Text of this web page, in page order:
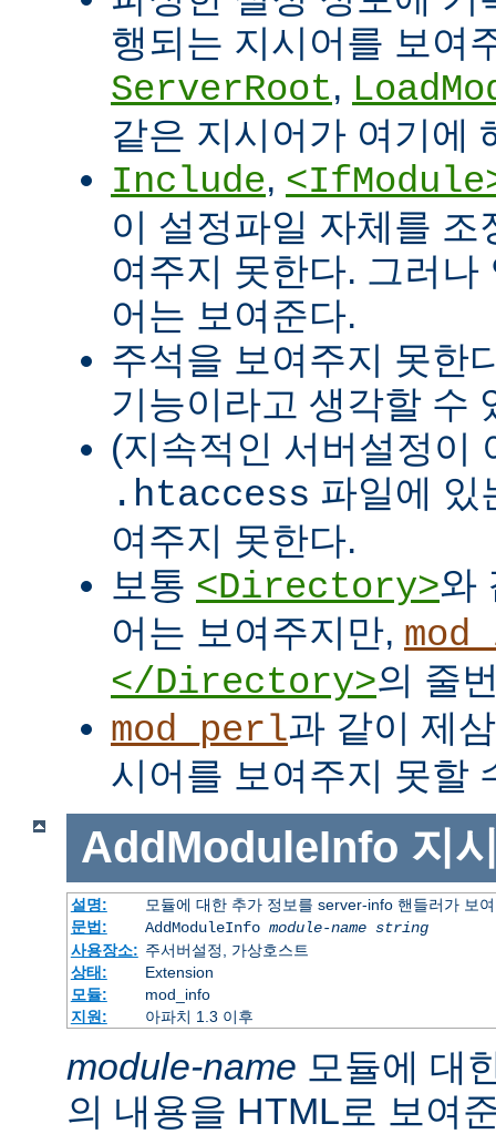
행되는 지시어를 보여
ServerRoot,
같은 지시어가 여기에
Include,
이 설정파일 자체를
여주지 못한다. 그러
어는 보여준다.
주석을 보여주지 못한
기능이라고 생각할 수
(지속적인 서버설정이
.htaccess 파일에 있
여주지 못한다.
보통 <Directory>와
어는 보여주지만,
</Directory>의 줄
mod_perl과 같이 제
시어를 보여주지 못할
AddModuleInfo 지
설명:
모듈에 대한 추가 정보를 server-info 핸들러가 보
문법:
AddModuleInfo module-name string
사용장소: 주서버설정, 가상호스트
상태:
Extension
모듈:
mod_info
지원:
아파치 1.3 이후
module-name 모듈에 대
의 내용을 HTML로 보여